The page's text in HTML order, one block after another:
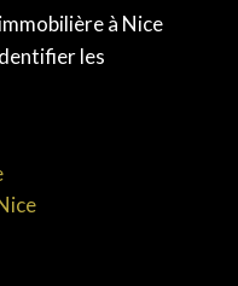
à Nice
les